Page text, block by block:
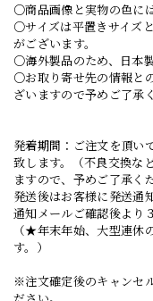
○商品画像と実物の色に
○サイズは平置きサイズ
がございます。
○海外製品のため、日本
○お取り寄せ先の情報と
ざいますので予めご了承
発着期間：ご注文を頂い
致します。（不良交換な
ますので、予めご了承く
発送後はお客様に発送通
通知メールご確認後より
（★年末年始、大型連休
す。）
※注文確定後のキャンセ